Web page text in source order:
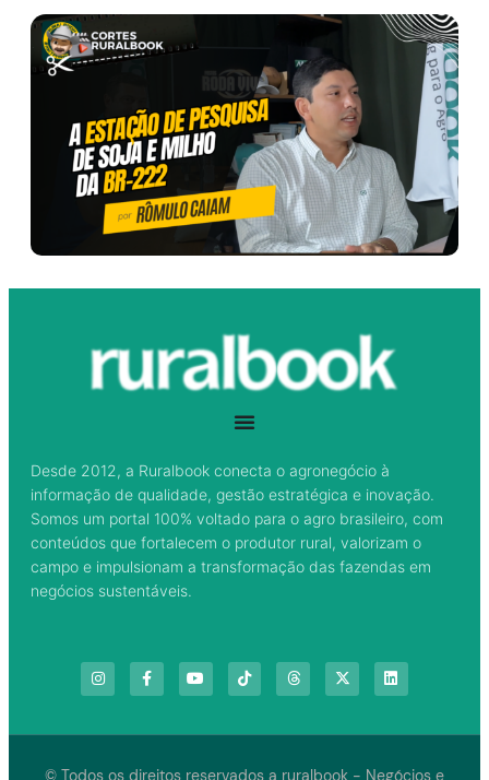
Desde 2012, a Ruralbook conecta o agronegócio à
informação de qualidade, gestão estratégica e inovação.
Somos um portal 100% voltado para o agro brasileiro, com
conteúdos que fortalecem o produtor rural, valorizam o
campo e impulsionam a transformação das fazendas em
negócios sustentáveis.
© Todos os direitos reservados a ruralbook - Negócios e